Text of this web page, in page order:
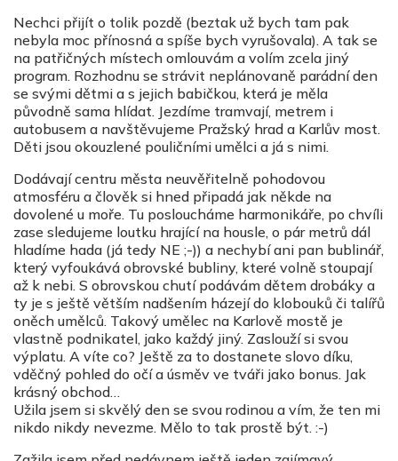
Nechci přijít o tolik pozdě (beztak už bych tam pak
nebyla moc přínosná a spíše bych vyrušovala). A tak se
na patřičných místech omlouvám a volím zcela jiný
program. Rozhodnu se strávit neplánovaně parádní den
se svými dětmi a s jejich babičkou, která je měla
původně sama hlídat. Jezdíme tramvají, metrem i
autobusem a navštěvujeme Pražský hrad a Karlův most.
Děti jsou okouzlené pouličními umělci a já s nimi.
Dodávají centru města neuvěřitelně pohodovou
atmosféru a člověk si hned připadá jak někde na
dovolené u moře. Tu posloucháme harmonikáře, po chvíli
zase sledujeme loutku hrající na housle, o pár metrů dál
hladíme hada (já tedy NE ;-)) a nechybí ani pan bublinář,
který vyfoukává obrovské bubliny, které volně stoupají
až k nebi. S obrovskou chutí podávám dětem drobáky a
ty je s ještě větším nadšením házejí do klobouků či talířů
oněch umělců. Takový umělec na Karlově mostě je
vlastně podnikatel, jako každý jiný. Zaslouží si svou
výplatu. A víte co? Ještě za to dostanete slovo díku,
vděčný pohled do očí a úsměv ve tváři jako bonus. Jak
krásný obchod…
Užila jsem si skvělý den se svou rodinou a vím, že ten mi
nikdo nikdy nevezme. Mělo to tak prostě být. :-)